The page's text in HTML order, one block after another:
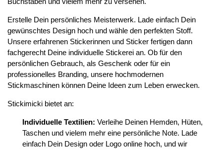
Erstelle Dein persönliches Meisterwerk. Lade einfach Dein
gewünschtes Design hoch und wähle den perfekten Stoff.
Unsere erfahrenen Stickerinnen und Sticker fertigen dann
fachgerecht Deine individuelle Stickerei an. Ob für den
persönlichen Gebrauch, als Geschenk oder für ein
professionelles Branding, unsere hochmodernen
Stickmaschinen können Deine Ideen zum Leben erwecken.
Stickimicki bietet an:
Individuelle Textilien: Verleihe Deinen Hemden, Hüten,
Taschen und vielem mehr eine persönliche Note. Lade
einfach Dein Design oder Logo online hoch, und wir